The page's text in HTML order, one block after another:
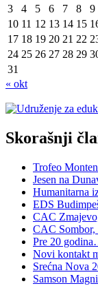
3
4 5 6 7 8
9
10 11 12 13 14 15
17 18 19 20 21 22
24 25 26 27 28 29
31
« okt
Skorašnji
Trofeo
Jesen na
Humanitarna
EDS
CAC
CAC Sombor,
Pre 20
Novi kontakt
Srećna Nova
Samson